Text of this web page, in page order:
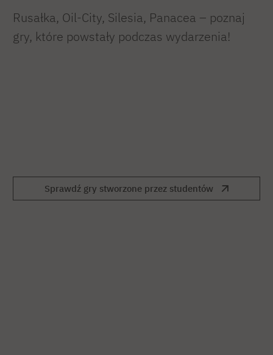
Rusałka, Oil-City, Silesia, Panacea – poznaj
gry, które powstały podczas wydarzenia!
Sprawdź gry stworzone przez studentów